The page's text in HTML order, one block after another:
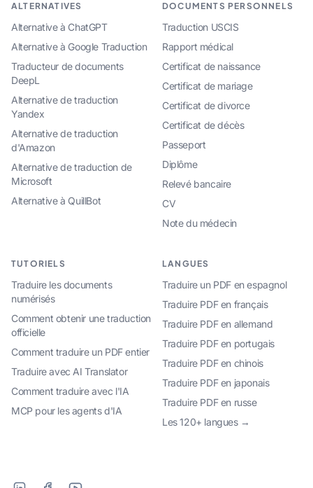
ALTERNATIVES
Alternative à ChatGPT
Alternative à Google Traduction
Traducteur de documents
DeepL
Alternative de traduction
Yandex
Alternative de traduction
d'Amazon
Alternative de traduction de
Microsoft
Alternative à QuillBot
DOCUMENTS PERSONNELS
Traduction USCIS
Rapport médical
Certificat de naissance
Certificat de mariage
Certificat de divorce
Certificat de décès
Passeport
Diplôme
Relevé bancaire
CV
Note du médecin
TUTORIELS
Traduire les documents
numérisés
Comment obtenir une traduction
officielle
Comment traduire un PDF entier
Traduire avec AI Translator
Comment traduire avec l'IA
MCP pour les agents d'IA
LANGUES
Traduire un PDF en espagnol
Traduire PDF en français
Traduire PDF en allemand
Traduire PDF en portugais
Traduire PDF en chinois
Traduire PDF en japonais
Traduire PDF en russe
Les 120+ langues →